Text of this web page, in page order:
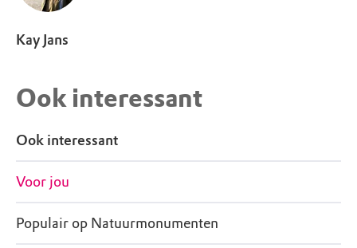
Kay Jans
Ook interessant
Ook interessant
Voor jou
Populair op Natuurmonumenten